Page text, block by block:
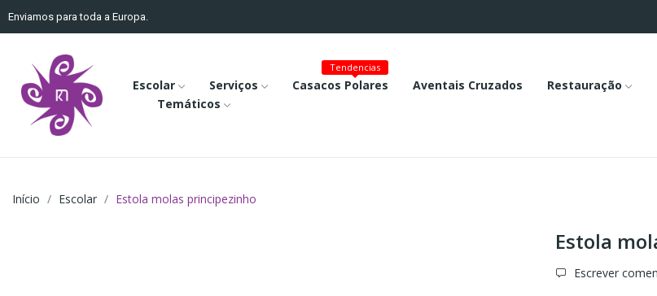
Enviamos para toda a Europa.
Escolar Serviços Casacos Polares
Tendencias
Aventais Cruzados Restauração
Temáticos
Início Escolar Estola molas principezinho
Estola
Escrever